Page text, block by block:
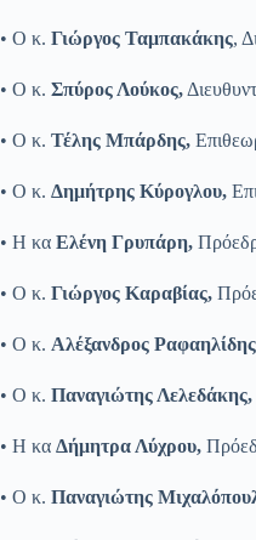
• Ο κ. Γιώργος Ταμπακάκης,
• Ο κ. Σπύρος Λούκος,
• Ο κ. Τέλης Μπάρδης,
• Ο κ. Δημήτρης Κύρογλου,
• Η κα Ελένη Γρυπάρη,
• Ο κ. Γιώργος Kαραβίας,
• Ο κ. Αλέξανδρος
• Ο κ. Παναγιώτης Λελεδάκης,
• Η κα Δήμητρα Λύχρου,
• Ο κ. Παναγιώτης